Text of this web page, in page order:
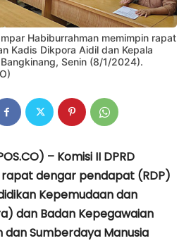
Habiburrahman memimpin rapat
Kadis Dikpora Aidil dan Kepala
Senin (8/1/2024).
– Komisi II DPRD
dengar pendapat (RDP)
Kepemudaan dan
dan Badan Kepegawaian
Sumberdaya Manusia